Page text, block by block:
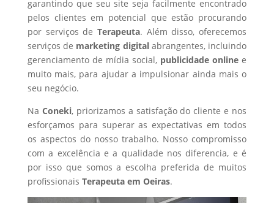
garantindo que seu site seja facilmente encontrado
pelos clientes em potencial que estão procurando
por serviços de Terapeuta. Além disso, oferecemos
serviços de marketing digital abrangentes, incluindo
gerenciamento de mídia social, publicidade online e
muito mais, para ajudar a impulsionar ainda mais o
seu negócio.
Na Coneki, priorizamos a satisfação do cliente e nos
esforçamos para superar as expectativas em todos
os aspectos do nosso trabalho. Nosso compromisso
com a excelência e a qualidade nos diferencia, e é
por isso que somos a escolha preferida de muitos
profissionais Terapeutaem Oeiras.